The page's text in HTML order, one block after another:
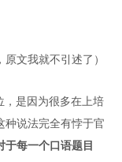
文我就不引述了）
，是因为很多在上培
种说法完全有悖于官
于每一个口语题目